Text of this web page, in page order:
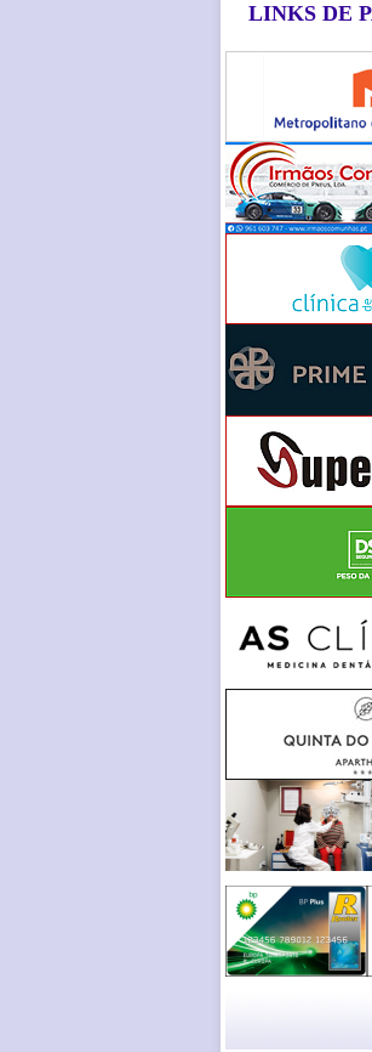
LINKS DE